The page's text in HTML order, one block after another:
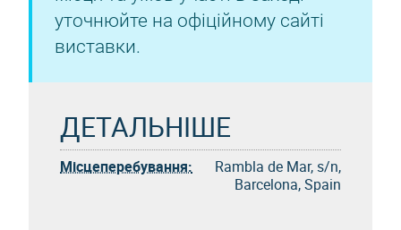
уточнюйте на офіційному сайті
виставки.
ДЕТАЛЬНІШЕ
Місцеперебування:
Rambla de Mar, s/n,
Barcelona, Spain